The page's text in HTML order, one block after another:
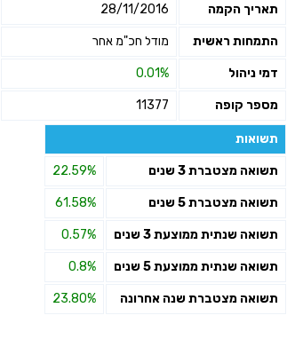
תאריך הקמה 28/11/2016
התמחות ראשית מודל חכ"מ אחר
דמי ניהול 0.01%
מספר קופה 11377
תשואות
תשואה מצטברת 3 שנים 22.59%
תשואה מצטברת 5 שנים 61.58%
תשואה שנתית ממוצעת 3 שנים 0.57%
תשואה שנתית ממוצעת 5 שנים 0.8%
תשואה מצטברת שנה אחרונה 23.80%